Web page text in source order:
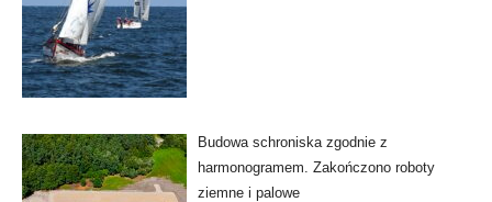
Budowa schroniska zgodnie z
harmonogramem. Zakończono roboty
ziemne i palowe